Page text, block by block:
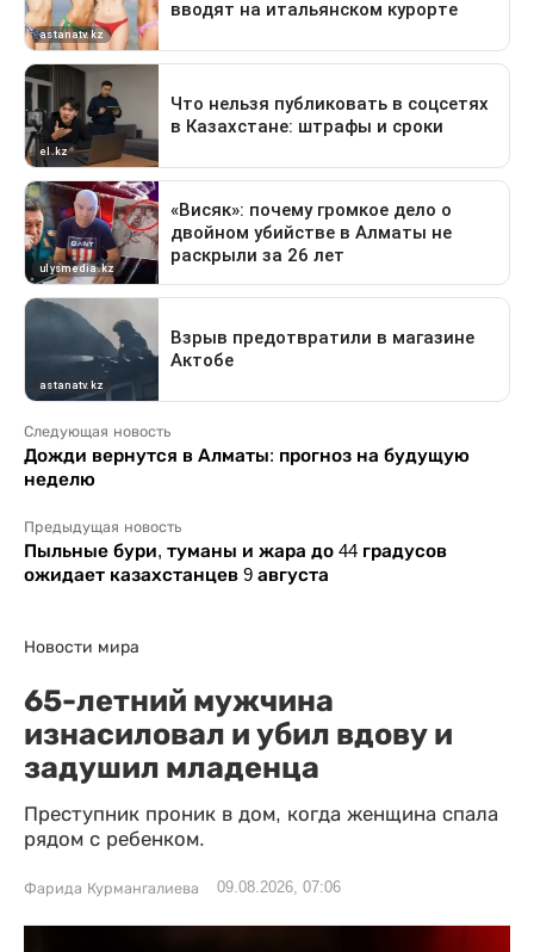
Следующая новость
Дожди вернутся в Алматы: прогноз на будущую
неделю
Предыдущая новость
Пыльные бури, туманы и жара до 44 градусов
ожидает казахстанцев 9 августа
Новости мира
65-летний мужчина
изнасиловал и убил вдову и
задушил младенца
Преступник проник в дом, когда женщина спала
рядом с ребенком.
Фарида Курмангалиева 09.08.2026, 07:06